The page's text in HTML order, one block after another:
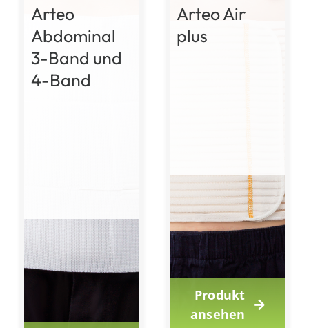
Arteo
Abdominal
3-Band und
4-Band
Arteo Air
plus
Produkt
ansehen